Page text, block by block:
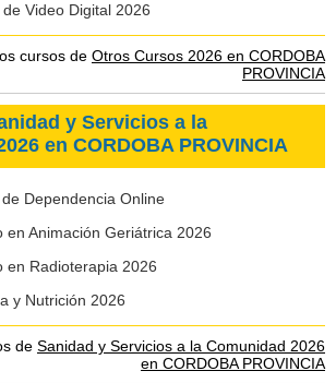
Video Digital 2026
cursos de Otros Cursos 2026 en CORDOBA
PROVINCIA
y Servicios a la
en CORDOBA PROVINCIA
Dependencia Online
en Animación Geriátrica 2026
en Radioterapia 2026
y Nutrición 2026
de Sanidad y Servicios a la Comunidad 2026
en CORDOBA PROVINCIA